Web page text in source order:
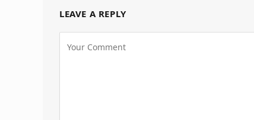
LEAVE A REPLY